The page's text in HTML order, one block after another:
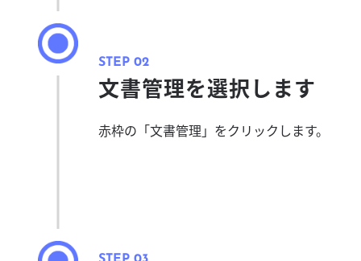
文書管理を選択します
赤枠の「文書管理」をクリックします。